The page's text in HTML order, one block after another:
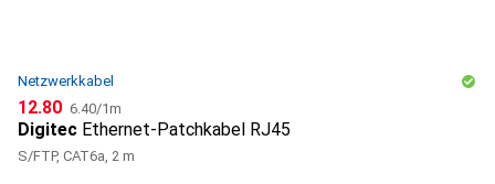
Netzwerkkabel
CHF
12.80 CHF
6.40/1m
Digitec Ethernet-Patchkabel RJ45
S/FTP, CAT6a, 2 m